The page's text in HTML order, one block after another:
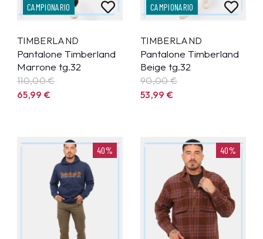
CAMPIONARIO
TIMBERLAND
Pantalone Timberland
Marrone tg.32
110,00 €
65,99€
CAMPIONARIO
TIMBERLAND
Pantalone Timberland
Beige tg.32
90,00 €
53,99€
40% 40%